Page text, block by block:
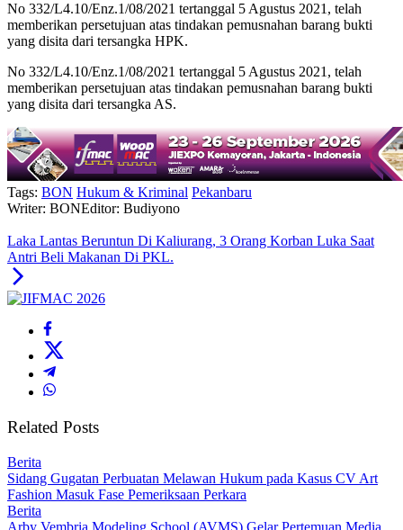
No 332/L4.10/Enz.1/08/2021 tertanggal 5 Agustus 2021, telah
memberikan persetujuan atas tindakan pemusnahan barang bukti
yang disita dari tersangka HPK.
No 332/L4.10/Enz.1/08/2021 tertanggal 5 Agustus 2021, telah
memberikan persetujuan atas tindakan pemusnahan barang bukti
yang disita dari tersangka AS.
Tags: BON Hukum & Kriminal Pekanbaru
Writer: BONEditor: Budiyono
Laka Lantas Beruntun Di Kaliurang, 3 Orang Korban Luka Saat
Antri Beli Makanan Di PKL.
Related Posts
Berita
Sidang Gugatan Perbuatan Melawan Hukum pada Kasus CV Art
Fashion Masuk Fase Pemeriksaan Perkara
Berita
Arby Vembria Modeling School (AVMS) Gelar Pertemuan Media,